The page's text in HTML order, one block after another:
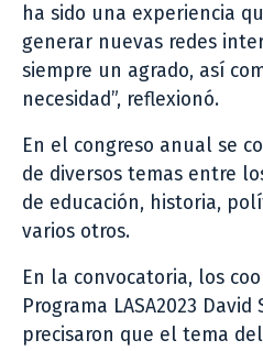
ha sido una experiencia
generar nuevas redes
siempre un agrado, así
necesidad”, reflexionó.
En el congreso anual se
de diversos temas entre
de educación, historia,
varios otros.
En la convocatoria, los
Programa LASA2023
precisaron que el tema